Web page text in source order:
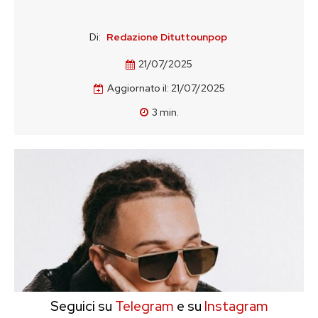
Di: Redazione Dituttounpop
21/07/2025
Aggiornato il: 21/07/2025
3 min.
Seguici su Telegram e su Instagram